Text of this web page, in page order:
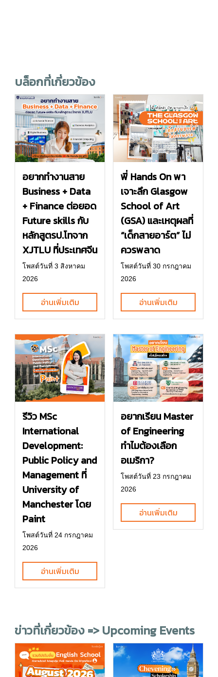
บล็อกที่เกี่ยวข้อง
อยากทำงานสาย
Business + Data
+ Finance ต่อยอด
Future skills กับ
หลักสูตรป.โทจาก
XJTLU ที่ประเทศจีน
โพสต์วันที่ 3 สิงหาคม
2026
อ่านเพิ่มเติม
พี่ Hands On พา
เจาะลึก Glasgow
School of Art
(GSA) และเหตุผลที่
“เด็กสายอาร์ต” ไม่
ควรพลาด
โพสต์วันที่ 30 กรกฎาคม
2026
อ่านเพิ่มเติม
รีวิว MSc
International
Development:
Public Policy and
Management ที่
University of
Manchester โดย
Paint
โพสต์วันที่ 24 กรกฎาคม
2026
อ่านเพิ่มเติม
อยากเรียน Master
of Engineering
ทำไมต้องเลือก
อเมริกา?
โพสต์วันที่ 23 กรกฎาคม
2026
อ่านเพิ่มเติม
ข่าวที่เกี่ยวข้อง => Upcoming Events